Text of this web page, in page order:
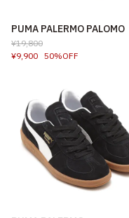
PUMA PALERMO PALOMO
¥19,800
¥9,900 50%OFF